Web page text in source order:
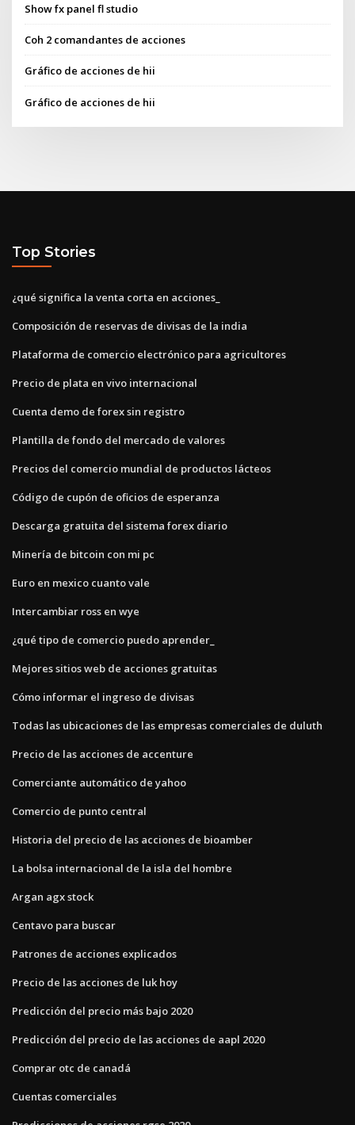
Show fx panel fl studio
Coh 2 comandantes de acciones
Gráfico de acciones de hii
Gráfico de acciones de hii
Top Stories
¿qué significa la venta corta en acciones_
Composición de reservas de divisas de la india
Plataforma de comercio electrónico para agricultores
Precio de plata en vivo internacional
Cuenta demo de forex sin registro
Plantilla de fondo del mercado de valores
Precios del comercio mundial de productos lácteos
Código de cupón de oficios de esperanza
Descarga gratuita del sistema forex diario
Minería de bitcoin con mi pc
Euro en mexico cuanto vale
Intercambiar ross en wye
¿qué tipo de comercio puedo aprender_
Mejores sitios web de acciones gratuitas
Cómo informar el ingreso de divisas
Todas las ubicaciones de las empresas comerciales de duluth
Precio de las acciones de accenture
Comerciante automático de yahoo
Comercio de punto central
Historia del precio de las acciones de bioamber
La bolsa internacional de la isla del hombre
Argan agx stock
Centavo para buscar
Patrones de acciones explicados
Precio de las acciones de luk hoy
Predicción del precio más bajo 2020
Predicción del precio de las acciones de aapl 2020
Comprar otc de canadá
Cuentas comerciales